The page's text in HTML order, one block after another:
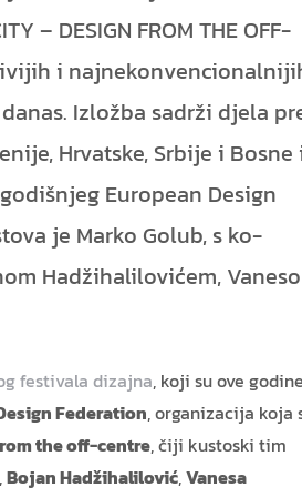
– DESIGN FROM THE OFF-
i
Izložba sadrži djela
Hrvatske, Srbije i Bosne
European Design
je Marko Golub, s ko-
Hadžihalilovićem,
festivala dizajna, koji su ove godine
Federation, organizacija koja
the off-centre, čiji kustoski tim
,Bojan Hadžihalilović,Vanesa